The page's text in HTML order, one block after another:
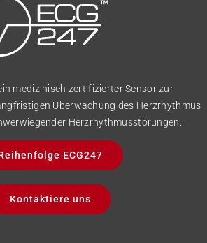
medizinisch zertifizierter Sensor zur
Überwachung des Herzrhythmus
Herzrhythmusstörungen.
ECG247
Kontaktiere uns